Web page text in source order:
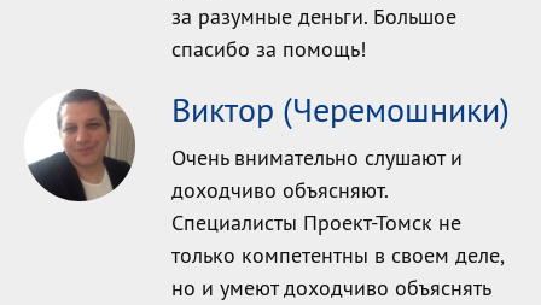
за разумные деньги. Большое
спасибо за помощь!
Виктор (Черемошники)
Очень внимательно слушают и
доходчиво объясняют.
Специалисты Проект-Томск не
только компетентны в своем деле,
но и умеют доходчиво объяснять